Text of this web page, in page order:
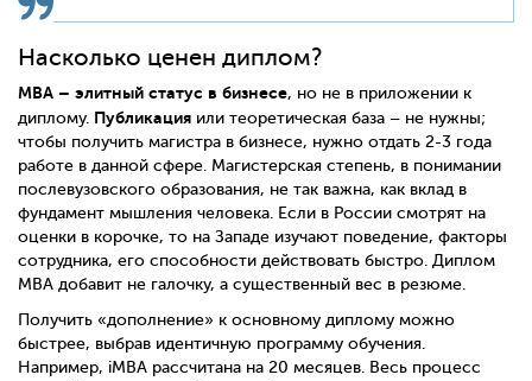
Насколько ценен диплом?
MBA – элитный статус в бизнесе, но не в приложении к
диплому. Публикация или теоретическая база – не нужны;
чтобы получить магистра в бизнесе, нужно отдать 2-3 года
работе в данной сфере. Магистерская степень, в понимании
послевузовского образования, не так важна, как вклад в
фундамент мышления человека. Если в России смотрят на
оценки в корочке, то на Западе изучают поведение, факторы
сотрудника, его способности действовать быстро. Диплом
MBA добавит не галочку, а существенный вес в резюме.
Получить «дополнение» к основному диплому можно
быстрее, выбрав идентичную программу обучения.
Например, iMBA рассчитана на 20 месяцев. Весь процесс